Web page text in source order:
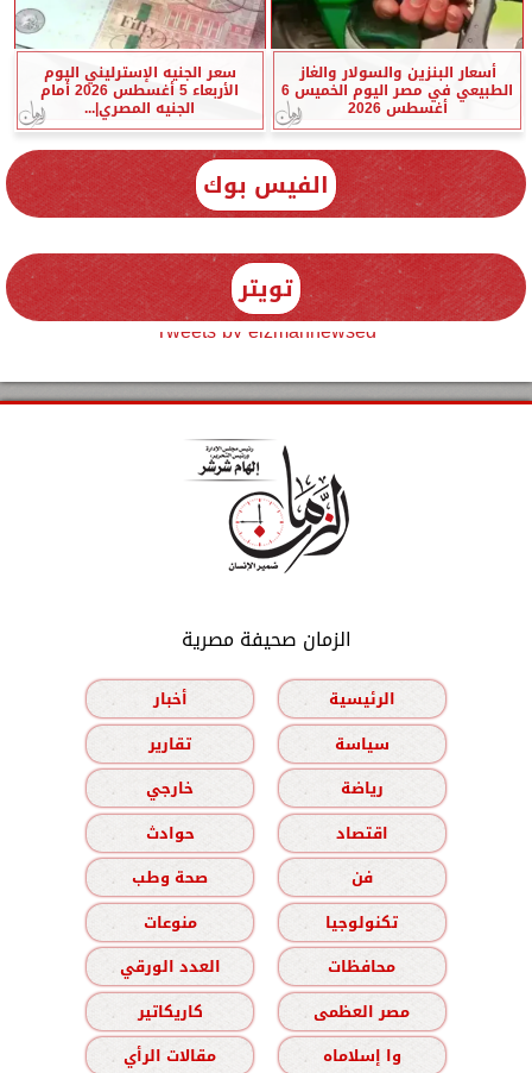
أسعار البنزين والسولار والغاز
الطبيعي في مصر اليوم الخميس 6
أغسطس 2026
سعر الجنيه الإسترليني اليوم
الأربعاء 5 أغسطس 2026 أمام
الجنيه المصري|...
الفيس بوك
تويتر
Tweets by elzmannewseg
الزمان صحيفة مصرية
الرئيسية
أخبار
سياسة
تقارير
رياضة
خارجي
اقتصاد
حوادث
فن
صحة وطب
تكنولوجيا
منوعات
محافظات
العدد الورقي
مصر العظمى
كاريكاتير
وا إسلاماه
مقالات الرأي